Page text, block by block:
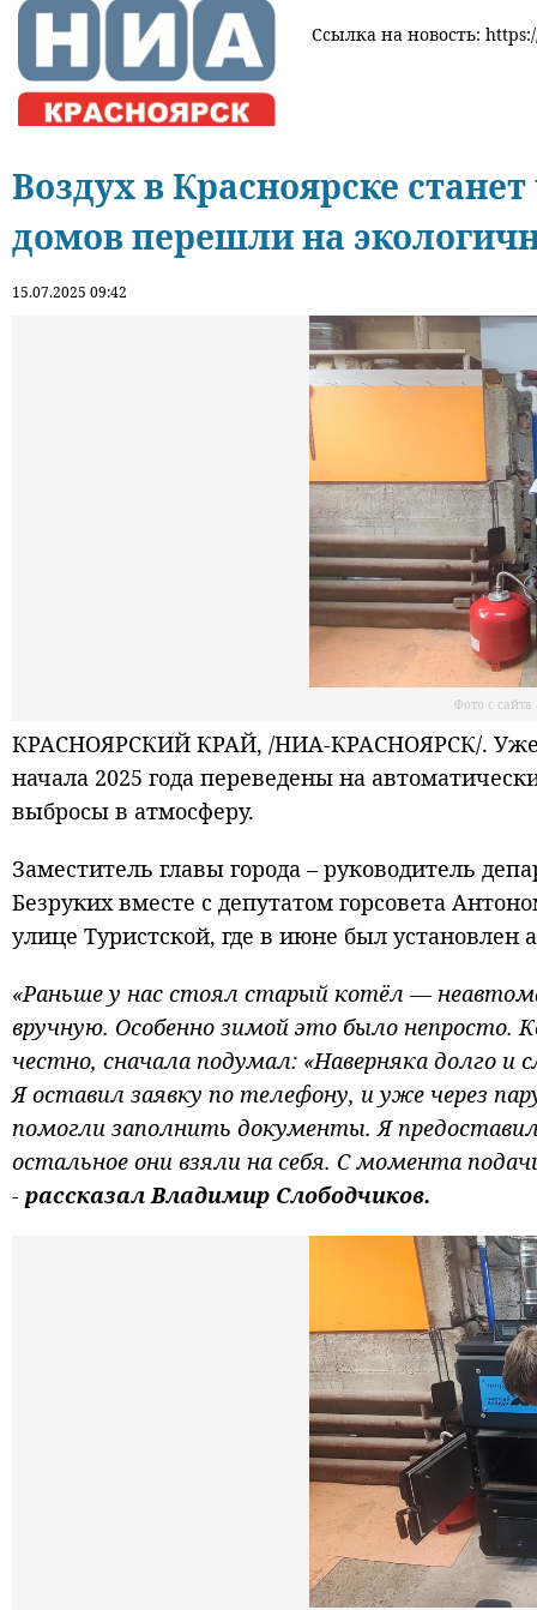
Ссылка на новость:
Воздух в Красноярске
домов перешли на
15.07.2025 09:42
Фото с
КРАСНОЯРСКИЙ КРАЙ, /НИА-КРАСНОЯРСК/. Уже
начала 2025 года переведены на
выбросы в атмосферу.
Заместитель главы города – руководитель
Безруких вместе с депутатом горсовета
улице Туристской, где в июне был установлен
«Раньше у нас стоял старый котёл —
вручную. Особенно зимой это было непросто.
честно, сначала подумал: «Наверняка долго и
Я оставил заявку по телефону, и уже через
помогли заполнить документы. Я
остальное они взяли на себя. С момента
- рассказал Владимир Слободчиков.